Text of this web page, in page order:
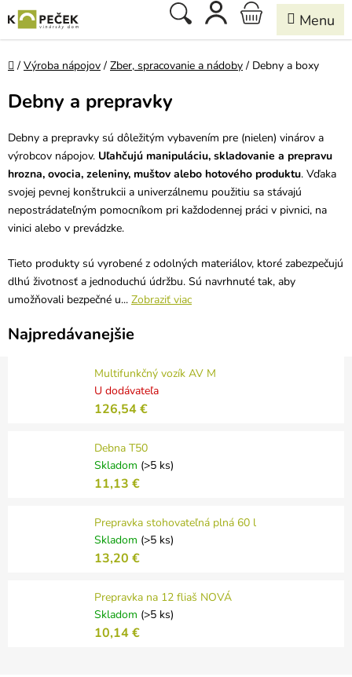
na
obsah
Hľadať
NÁKUPNÝ
KOŠÍK
Domov
/ Výroba nápojov / Zber, spracovanie a nádoby / Debny a boxy
Debny a prepravky
Debny a prepravky sú dôležitým vybavením pre (nielen) vinárov a
výrobcov nápojov. Uľahčujú manipuláciu, skladovanie a prepravu
hrozna, ovocia, zeleniny, muštov alebo hotového produktu. Vďaka
svojej pevnej konštrukcii a univerzálnemu použitiu sa stávajú
nepostrádateľným pomocníkom pri každodennej práci v pivnici, na
vinici alebo v prevádzke.
Tieto produkty sú vyrobené z odolných materiálov, ktoré zabezpečujú
dlhú životnosť a jednoduchú údržbu. Sú navrhnuté tak, aby
umožňovali bezpečné u... Zobraziť viac
Najpredávanejšie
Multifunkčný vozík AV M
U dodávateľa
126,54 €
Debna T50
Skladom (>5 ks)
11,13 €
Prepravka stohovateľná plná 60 l
Skladom (>5 ks)
13,20 €
Prepravka na 12 fliaš NOVÁ
Skladom (>5 ks)
10,14 €